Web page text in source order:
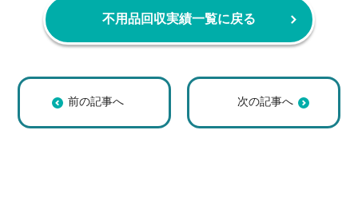
不用品回収実績一覧に戻る
【京都市西京区 O
【京都市北区 Y